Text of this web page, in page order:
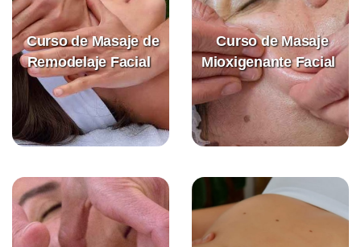
Curso de Masaje de
Remodelaje Facial
Curso de Masaje
Mioxigenante Facial